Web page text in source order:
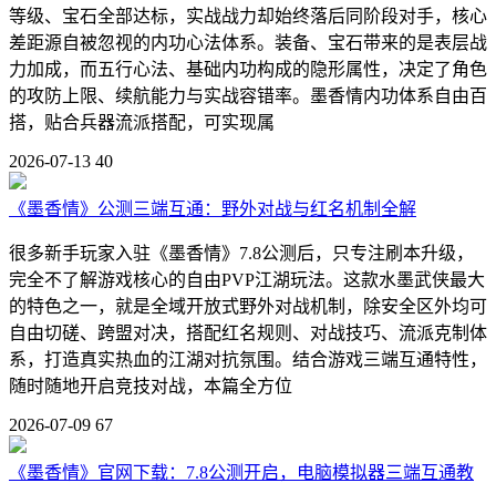
等级、宝石全部达标，实战战力却始终落后同阶段对手，核心
差距源自被忽视的内功心法体系。装备、宝石带来的是表层战
力加成，而五行心法、基础内功构成的隐形属性，决定了角色
的攻防上限、续航能力与实战容错率。墨香情内功体系自由百
搭，贴合兵器流派搭配，可实现属
2026-07-13 40
《墨香情》公测三端互通：野外对战与红名机制全解
很多新手玩家入驻《墨香情》7.8公测后，只专注刷本升级，
完全不了解游戏核心的自由PVP江湖玩法。这款水墨武侠最大
的特色之一，就是全域开放式野外对战机制，除安全区外均可
自由切磋、跨盟对决，搭配红名规则、对战技巧、流派克制体
系，打造真实热血的江湖对抗氛围。结合游戏三端互通特性，
随时随地开启竞技对战，本篇全方位
2026-07-09 67
《墨香情》官网下载：7.8公测开启，电脑模拟器三端互通教